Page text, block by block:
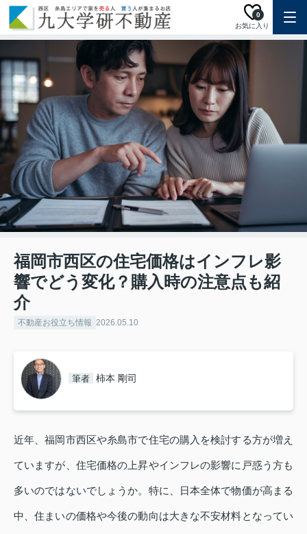
お気に入り
0
福岡市西区の住宅価格はインフレ影
響でどう変化？購入時の注意点も紹
介
不動産お役立ち情報 2026.05.10
筆者 柿本 剛司
近年、福岡市西区や糸島市で住宅の購入を検討する方が増え
ていますが、住宅価格の上昇やインフレの影響に戸惑う方も
多いのではないでしょうか。特に、日本全体で物価が高まる
中、住まいの価格や今後の動向は大きな不安材料となってい